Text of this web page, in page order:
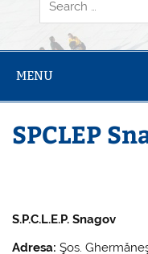
MENU
SPCLEP
S.P.C.L.E.P. Snagov
Adresa:Şos.